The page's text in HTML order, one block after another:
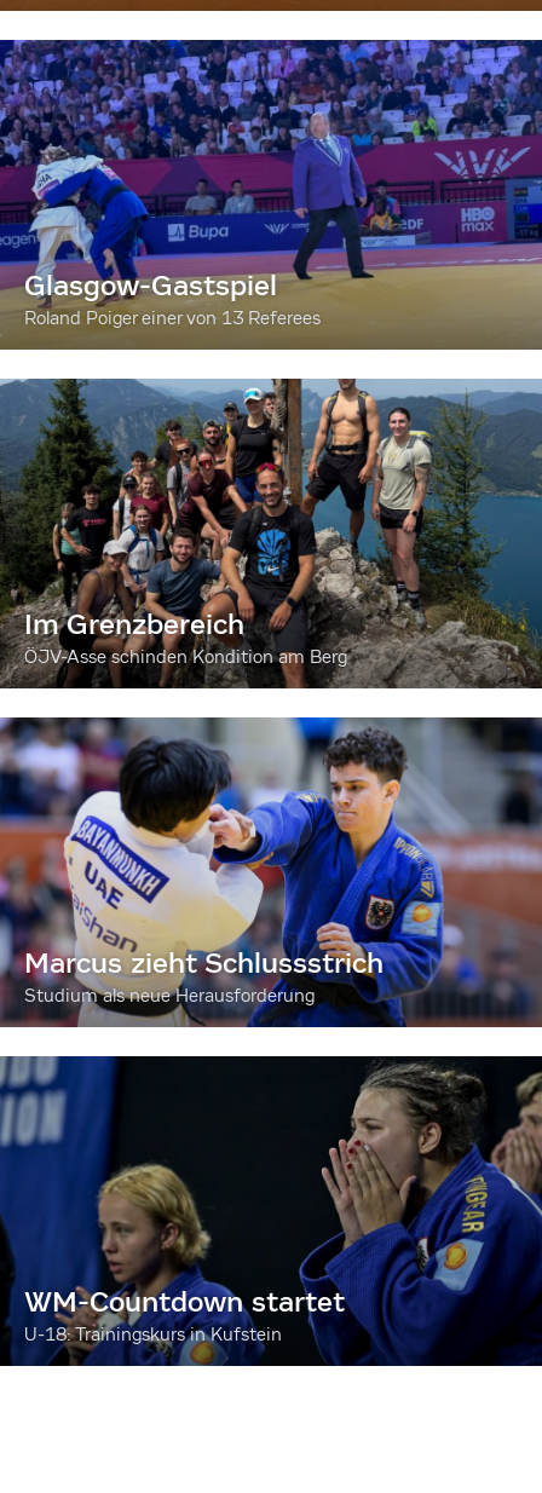
Glasgow-Gastspiel
Roland Poiger einer von 13 Referees
Im Grenzbereich
ÖJV-Asse schinden Kondition am Berg
Marcus zieht Schlussstrich
Studium als neue Herausforderung
WM-Countdown startet
U-18: Trainingskurs in Kufstein